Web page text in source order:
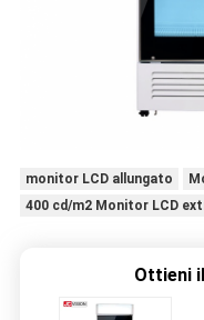
monitor LCD allungato
400 cd/m2 Monitor LCD
Ottieni